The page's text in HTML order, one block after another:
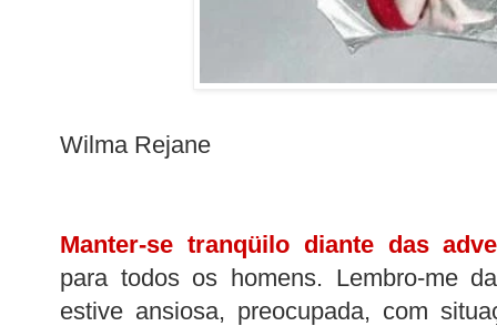
Wilma Rejane
Manter-se tranqüilo diante das
para todos os homens. Lembro-me
estive ansiosa, preocupada, com